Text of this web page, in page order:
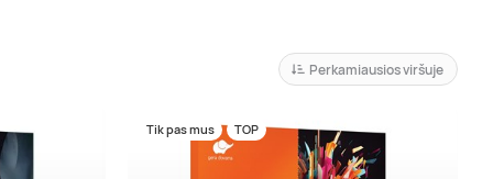
Perkamiausios viršuje
Tik pas mus TOP